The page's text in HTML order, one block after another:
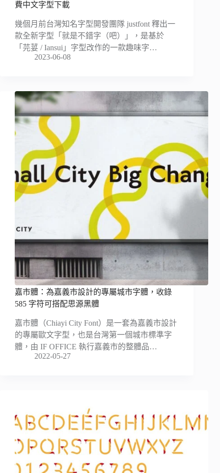
費中文字型下載
幾個月前台灣知名字型開發團隊 justfont 釋出一
款全新字型「就是不錯字（吧）」，是基於
「芫荽 / Iansui」字型改作的一款趣味字…
2023-06-08
嘉市體：為嘉義市設計的專屬城市字體，收錄
585 字符可搭配思源黑體
嘉市體（Chiayi City Font）是一套為嘉義市設計
的專屬歐文字型，也是台灣第一個城市標準字
體，由 IF OFFICE 執行嘉義市的整體品…
2022-05-27